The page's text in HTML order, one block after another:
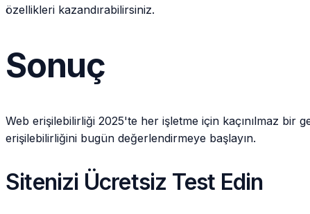
özellikleri kazandırabilirsiniz.
Sonuç
Web erişilebilirliği 2025'te her işletme için kaçınılmaz bir
erişilebilirliğini bugün değerlendirmeye başlayın.
Sitenizi Ücretsiz Test Edin